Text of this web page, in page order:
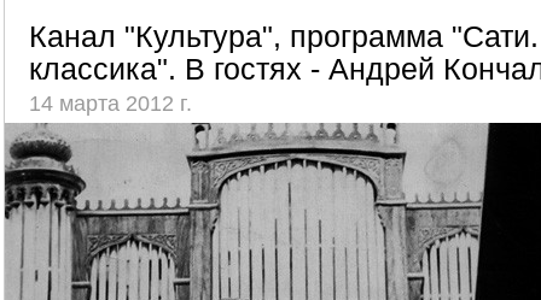
Канал "Культура", программа
классика". В гостях - Андрей
14 марта 2012 г.